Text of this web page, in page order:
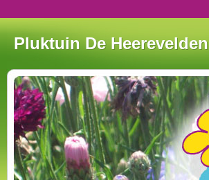
Pluktuin De Heerevelden